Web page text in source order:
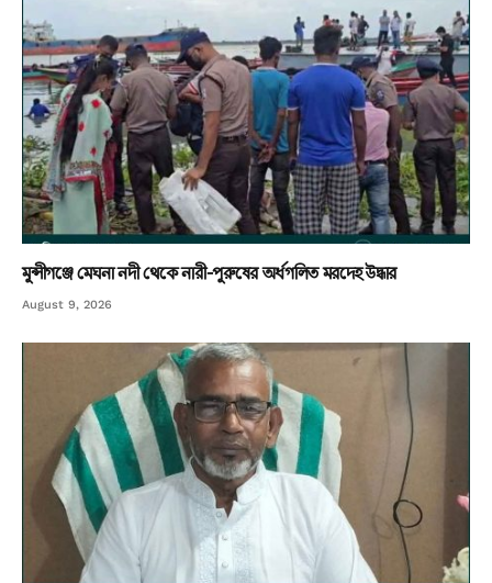
মুন্সীগঞ্জে মেঘনা নদী থেকে নারী-পুরুষের অর্ধগলিত মরদেহ উদ্ধার
August 9, 2026